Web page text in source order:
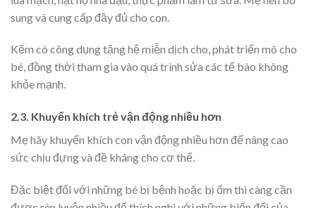
sung và cung cấp đầy đủ cho con.
Kẽm có công dụng tăng hệ miễn dịch cho, phát triển mô cho
bé, đồng thời tham gia vào quá trình sửa các tế bào không
khỏe mạnh.
2.3. Khuyến khích trẻ vận động nhiều hơn
Mẹ hãy khuyến khích con vận động nhiều hơn để nâng cao
sức chịu đựng và đề kháng cho cơ thể.
Đặc biệt đối với những bé bị bệnh hoặc bị ốm thì càng cần